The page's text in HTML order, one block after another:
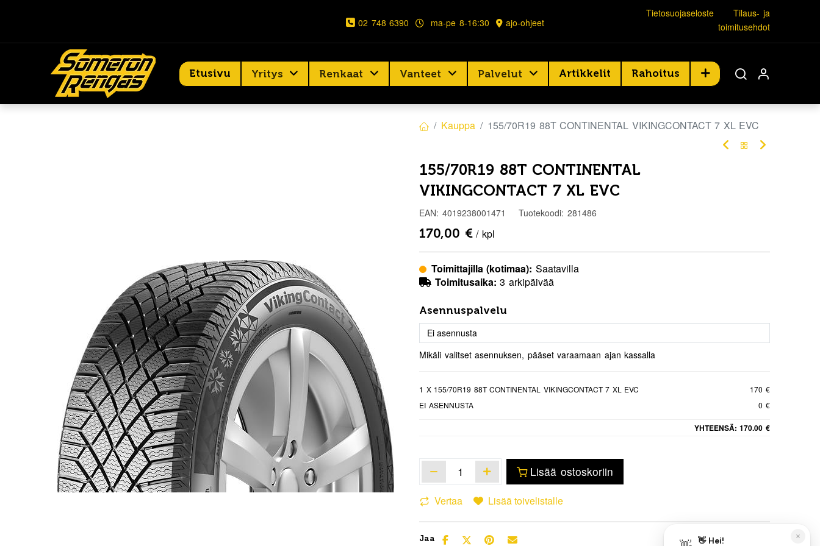
02 748 6390 ma-pe 8-16:30 ajo-ohjeet
Tietosuojaseloste
Tilaus- ja
toimitusehdot
Etusivu Yritys Renkaat Vanteet Palvelut Artikkelit Rahoitus
Kauppa 155/70R19 88T CONTINENTAL VIKINGCONTACT 7 XL EVC
155/70R19 88T CONTINENTAL
VIKINGCONTACT 7 XL EVC
EAN: 4019238001471 Tuotekoodi: 281486
170,00 € / kpl
Toimittajilla (kotimaa): Saatavilla
Toimitusaika: 3 arkipäivää
Asennuspalvelu
Mikäli valitset asennuksen, pääset varaamaan ajan kassalla
1 X 155/70R19 88T CONTINENTAL VIKINGCONTACT 7 XL EVC
170 €
EI ASENNUSTA
0 €
YHTEENSÄ: 170.00 €
Lisää ostoskoriin
Vertaa Lisää toivelistalle
Jaa